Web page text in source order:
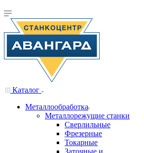
Каталог
Металлообработка
Металлорежущие станки
Сверлильные
Фрезерные
Токарные
Заточные и